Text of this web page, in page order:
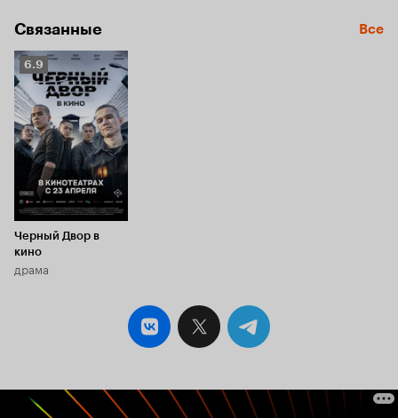
Связанные Все
Рейтинг
Кинопоиска
6.9
6.9
Черный Двор в
кино
драма